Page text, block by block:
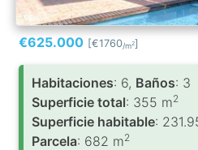
€625.000 [€1760/m2]
Habitaciones: 6, Baños: 3
Superficie total: 355 m2
Superficie habitable:
Parcela: 682 m2